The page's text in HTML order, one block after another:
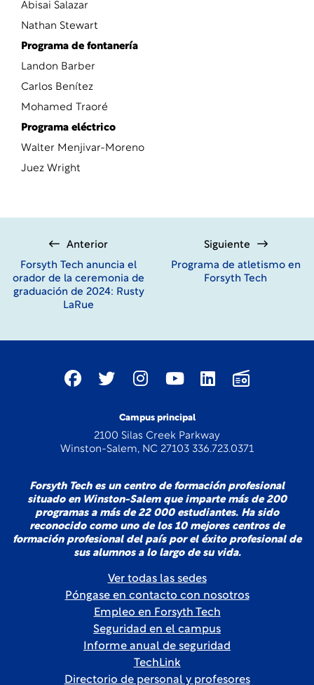
Abisai Salazar
Nathan Stewart
Programa de fontanería
Landon Barber
Carlos Benítez
Mohamed Traoré
Programa eléctrico
Walter Menjivar-Moreno
Juez Wright
Anterior
Forsyth Tech anuncia el
orador de la ceremonia de
graduación de 2024: Rusty
LaRue
Siguiente
Programa de atletismo en
Forsyth Tech
Campus principal
2100 Silas Creek Parkway
Winston-Salem, NC 27103 336.723.0371
Forsyth Tech es un centro de formación profesional
situado en Winston-Salem que imparte más de 200
programas a más de 22 000 estudiantes. Ha sido
reconocido como uno de los 10 mejores centros de
formación profesional del país por el éxito profesional de
sus alumnos a lo largo de su vida.
Ver todas las sedes
Póngase en contacto con nosotros
Empleo en Forsyth Tech
Seguridad en el campus
Informe anual de seguridad
TechLink
Directorio de personal y profesores